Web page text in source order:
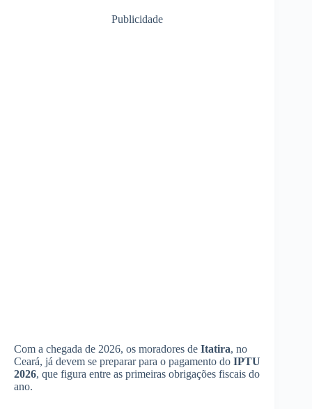
Publicidade
Com a chegada de 2026, os moradores de Itatira, no
Ceará, já devem se preparar para o pagamento do IPTU
2026, que figura entre as primeiras obrigações fiscais do
ano.